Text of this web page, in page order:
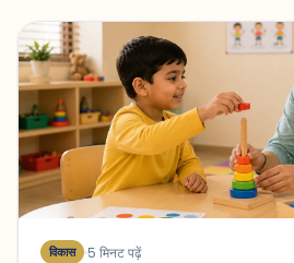
विकास 5 मिनट पढ़ें